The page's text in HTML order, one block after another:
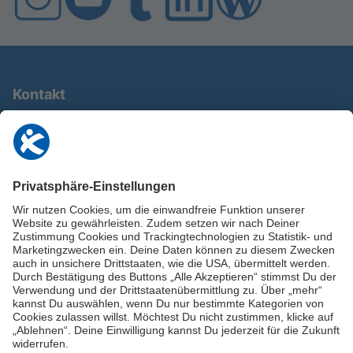
Kontakt
0911 / 9234 950
info@deutschland-im-plus.de
Impressum
Online-Schuldnerberatung
Stellen Sie hier Ihre Fragen und erhalten Sie kostenlos und umgehend
Informationen von unseren Schuldnerberater:innen.
Beratungshotline: 0800 / 5035851